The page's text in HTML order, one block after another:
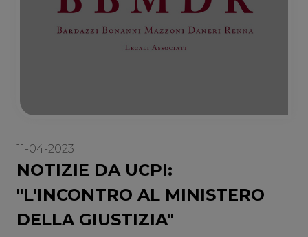
11-04-2023
NOTIZIE DA UCPI:
"L'INCONTRO AL MINISTERO
DELLA GIUSTIZIA"